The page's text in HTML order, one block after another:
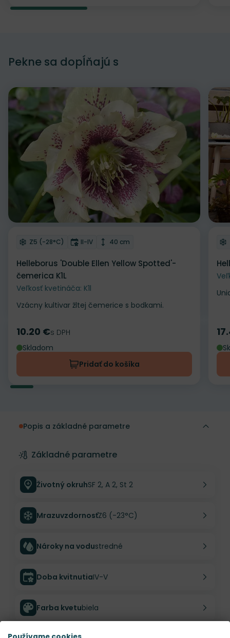
Pekne sa dopĺňajú s
Odober do zoznamu želaní
Mrazuvzdornosť
Z5 (-28°C) Doba kvitnutia
II-IV Výška rastliny
40 cm
Helleborus 'Double Ellen Yellow Spotted'-
čemerica K1L
Veľkosť kvetináča: K1l
Vzácny kultivar žltej čemerice s bodkami.
Cena
10.20 €s DPH
Skladom
Pridať do košíka
Popis a základné parametre
Základné parametre
Životný okruhSF 2, A 2, St 2
MrazuvzdornosťZ6 (-23°C)
Nároky na vodustredné
Doba kvitnutiaIV-V
Farba kvetubiela